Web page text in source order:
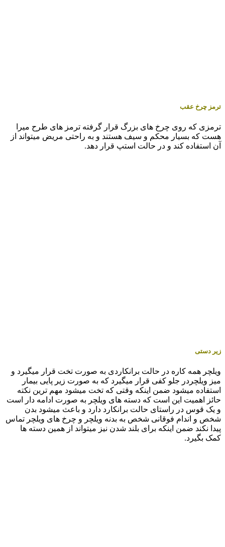
ترمز چرخ عقب
ترمزی که روی چرخ های بزرگ قرار گرفته ترمز های طرح میرا
هست که بسیار محکم و سیف هستند و به راحتی مریض میتواند از
آن استفاده کند و در حالت استپ قرار دهد.
زیر دستی
ویلچر همه کاره در حالت برانکاردی به صورت تخت قرار میگیرد و
میز ویلچردر جلو کفی قرار میگیرد که به صورت زیر پایی بیمار
استفاده میشود ضمن اینکه وقتی که تخت میشود مهم ترین نکته
حائز اهمیت این است که دسته های ویلچر به صورت ادامه دار است
و یک قوس در راستای حالت برانکارد دارد و باعث میشود بدن
شخص و اندام فوقانی شخص به بدنه ویلچر و چرخ های ویلچر تماس
پیدا نکند ضمن اینکه برای بلند شدن نیز میتواند از همین دسته ها
کمک بگیرد.